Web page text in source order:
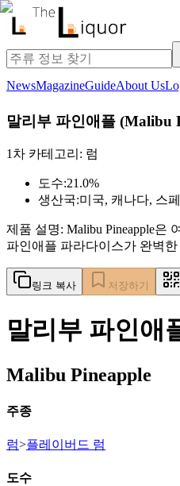
NewsMagazineGuideAbout Us
말리부 파인애플 (Malibu
1차 카테고리: 럼
도수:21.0%
생산국:미국, 캐나다, 스
제품 설명: Malibu Pineapple은
파인애플 파라다이스가 완벽
링크 복사 저장하기
말리부 파인애
Malibu Pineapple
주종
럼>플레이버드 럼
도수